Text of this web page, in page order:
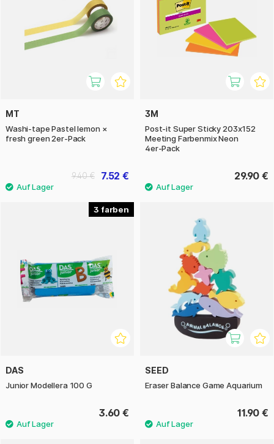
MT
Washi-tape Pastel lemon ×
fresh green 2er-Pack
7.52 €
9.40 €
3M
Post‑it Super Sticky 203x152
Meeting Farbenmix Neon
4er‑Pack
29.90 €
3
DAS
Junior Modellera 100 G
3.60 €
SEED
Eraser Balance Game Aquarium
11.90 €